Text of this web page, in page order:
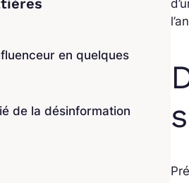
en quelques
de la désinformation